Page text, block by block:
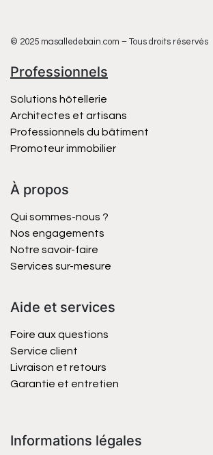
© 2025 masalledebain.com – Tous droits réservés
Professionnels
Solutions hôtellerie
Architectes et artisans
Professionnels du bâtiment
Promoteur immobilier
À propos
Qui sommes-nous ?
Nos engagements
Notre savoir-faire
Services sur-mesure
Aide et services
Foire aux questions
Service client
Livraison et retours
Garantie et entretien
Informations légales